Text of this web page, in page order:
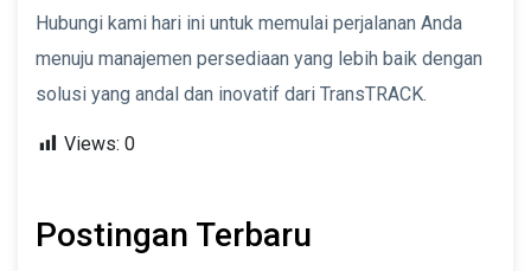
Hubungi kami hari ini untuk memulai perjalanan Anda
menuju manajemen persediaan yang lebih baik dengan
solusi yang andal dan inovatif dari TransTRACK.
Views: 0
Postingan Terbaru